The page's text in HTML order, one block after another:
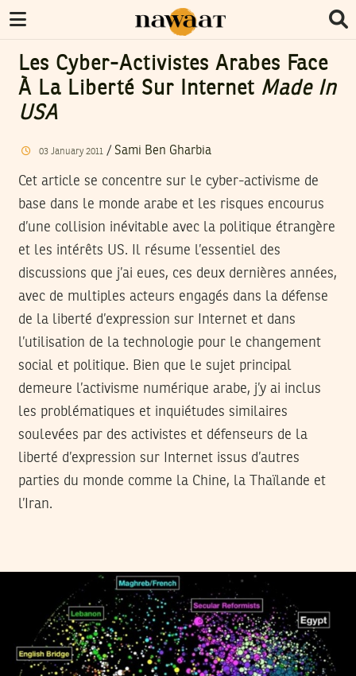
Les Cyber-Activistes Arabes Face
À La Liberté Sur Internet Made In
USA
03 January 2011/ Sami Ben Gharbia
Cet article se concentre sur le cyber-activisme de
base dans le monde arabe et les risques encourus
d’une collision inévitable avec la politique étrangère
et les intérêts US. Il résume l’essentiel des
discussions que j’ai eues, ces deux dernières années,
avec de multiples acteurs engagés dans la défense
de la liberté d’expression sur Internet et dans
l’utilisation de la technologie pour le changement
social et politique. Bien que le sujet principal
demeure l’activisme numérique arabe, j’y ai inclus
les problématiques et inquiétudes similaires
soulevées par des activistes et défenseurs de la
liberté d’expression sur Internet issus d’autres
parties du monde comme la Chine, la Thaïlande et
l’Iran.